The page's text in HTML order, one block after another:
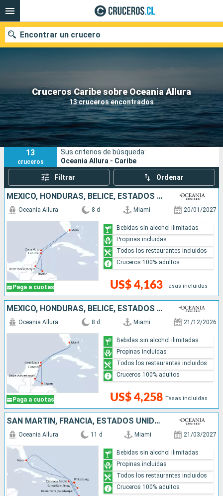
Cruceros Caribe sobre Oceania Allura
13 cruceros encontrados
Encontrar un crucero
Nuestros destinos
Fecha de salida
Puertos Compañías
Buscar
13
cruceros
Sus criterios de búsqueda:
Oceania Allura - Caribe
Filtrar Ordenar
MÉXICO, HONDURAS, BELICE, ESTADOS UNIDOS
Paga a cuotas
Oceania Allura 8 d Miami 20/01/2027
US$ 4,163 Tasas incluidas
Bebidas sin alcohol ilimitadas
Propinas incluidas
Todos los restaurantes incluidos
Cruceros 100% adultos
MÉXICO, HONDURAS, BELICE, ESTADOS UNIDOS
Paga a cuotas
Oceania Allura 8 d Miami 21/12/2026
US$ 4,258 Tasas incluidas
Bebidas sin alcohol ilimitadas
Propinas incluidas
Todos los restaurantes incluidos
Cruceros 100% adultos
SAN MARTÍN, FRANCIA, ESTADOS UNIDOS, SAN VINCENT Y LAS GRANADINAS
Oceania Allura 11 d Miami 21/03/2027
Bebidas sin alcohol ilimitadas
Propinas incluidas
Todos los restaurantes incluidos
Cruceros 100% adultos